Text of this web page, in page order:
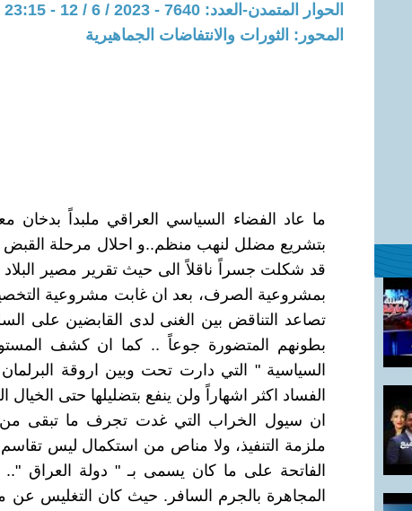
الحوار المتمدن-العدد: 7640 - 2023 / 6 / 12 - 23:15
المحور: الثورات والانتفاضات الجماهيرية
ما عاد الفضاء السياسي العراقي ملبداً بدخان
بتشريع مضلل لنهب منظم..و احلال مرحلة القبض
قد شكلت جسراً ناقلاً الى حيث تقرير مصير البلاد
بمشروعية الصرف، بعد ان غابت مشروعية
تصاعد التناقض بين الغنى لدى القابضين على
بطونهم المتضورة جوعاً .. كما ان كشف
السياسية " التي دارت تحت وبين اروقة
الفساد اكثر اشهاراً ولن ينفع بتضليلها حتى الخيال
ان سيول الخراب التي غدت تجرف ما تبقى
ملزمة التنفيذ، ولا مناص من استكمال ليس تقاسم
الفاتحة على ما كان يسمى بـ " دولة العراق
المجاهرة بالجرم السافر. حيث كان التغليس